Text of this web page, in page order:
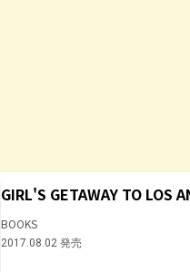
GIRL'S GETAWAY TO LOS
BOOKS
2017.08.02 発売